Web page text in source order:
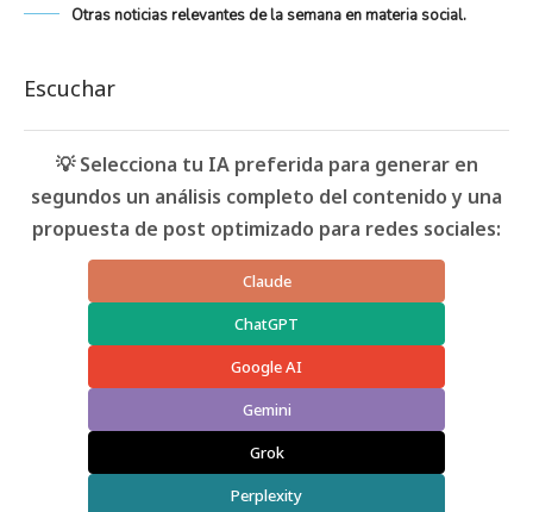
Otras noticias relevantes de la semana en materia social.
Escuchar
💡 Selecciona tu IA preferida para generar en
segundos un análisis completo del contenido y una
propuesta de post optimizado para redes sociales:
Claude
ChatGPT
Google AI
Gemini
Grok
Perplexity